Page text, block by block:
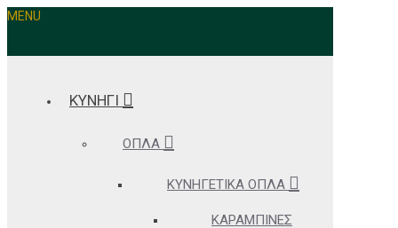
MENU
ΚΥΝΗΓΙ
ΌΠΛΑ
ΚΥΝΗΓΕΤΙΚΆ ΌΠΛΑ
ΚΑΡΑΜΠΊΝΕΣ